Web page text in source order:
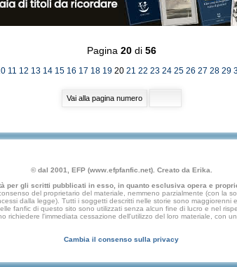
Pagina 20di 56
11 12 13 14 15 16 17 18 1920 21 22 23 24 25 26 27 28 29
© dal 2001, EFP (www.efpfanfic.net). Creato da Erika.
per gli scritti pubblicati in esso, in quanto esclusiva opera e
del proprietario del materiale, nemmeno parzialmente (con la
dalla legge). Tutti i soggetti descritti nelle storie sono maggiorenni
fanfic di questo sito sono utilizzati senza alcun fine di lucro e nel
richiedere l'immediata cessazione dell'utilizzo del loro materiale, con
Cambia il consenso sulla privacy